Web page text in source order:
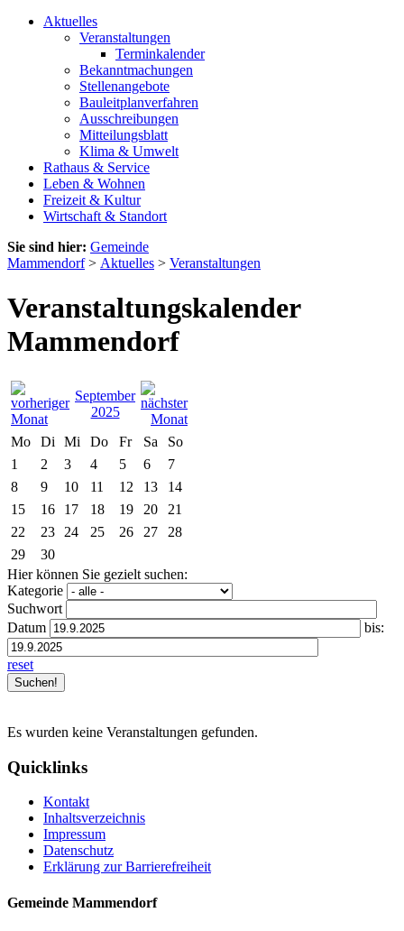
Aktuelles
Veranstaltungen
Terminkalender
Bekanntmachungen
Stellenangebote
Bauleitplanverfahren
Ausschreibungen
Mitteilungsblatt
Klima & Umwelt
Rathaus & Service
Leben & Wohnen
Freizeit & Kultur
Wirtschaft & Standort
Sie sind hier: Gemeinde
Mammendorf> Aktuelles > Veranstaltungen
Veranstaltungskalender
Mammendorf
September
2025
Mo
Di Mi Do Fr Sa
So
1
2 3 4 5 6
7
8
9 10 11 12 13
14
15
16 17 18 19 20
21
22
23 24 25 26 27
28
29
30
Hier können Sie gezielt suchen:
Kategorie
Suchwort
Datum
bis:
reset
Es wurden keine Veranstaltungen gefunden.
Quicklinks
Kontakt
Inhaltsverzeichnis
Impressum
Datenschutz
Erklärung zur Barrierefreiheit
Gemeinde Mammendorf